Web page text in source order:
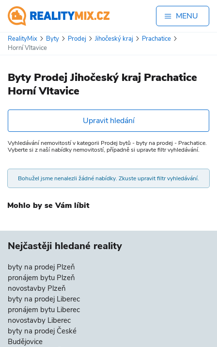
MENU
RealityMix Byty Prodej Jihočeský kraj
Prachatice
Horní Vltavice
Byty Prodej Jihočeský kraj Prachatice
Horní Vltavice
Upravit hledání
Vyhledávání nemovitostí v kategorii Prodej bytů - byty na prodej - Prachatice.
Vyberte si z naší nabídky nemovitostí, případně si upravte filtr vyhledávání.
Bohužel jsme nenalezli žádné nabídky. Zkuste upravit filtr vyhledávání.
Mohlo by se Vám líbit
Nejčastěji hledané reality
byty na prodej Plzeň
pronájem bytu Plzeň
novostavby Plzeň
byty na prodej Liberec
pronájem bytu Liberec
novostavby Liberec
byty na prodej České
Budějovice